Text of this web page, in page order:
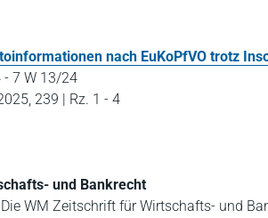
nach EuKoPfVO trotz
- 7 W 13/24
239 | Rz. 1 - 4
und Bankrecht
WM Zeitschrift für Wirtschafts- und